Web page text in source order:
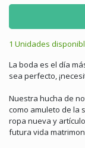
1 Unidades
La boda es el día
sea perfecto,
Nuestra hucha de
como amuleto de la
ropa nueva y
futura vida